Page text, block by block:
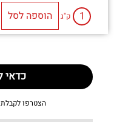
ק"ג הוספה לסל
כדאי
הצטרפו לקבלת